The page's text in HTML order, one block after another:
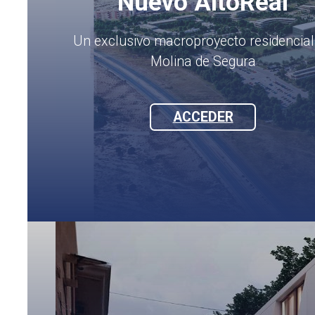
Un exclusivo macroproyecto
Molina de Segura
ACCEDER